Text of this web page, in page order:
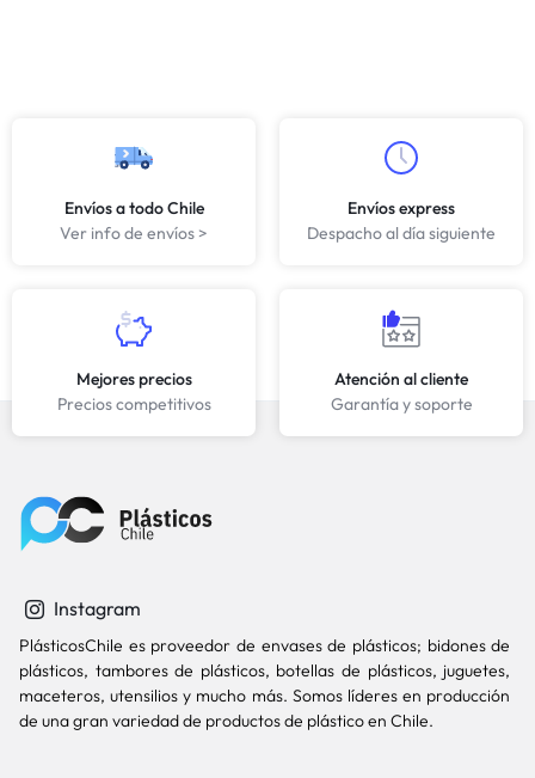
Envíos a todo Chile
Ver info de envíos >
Envíos express
Despacho al día siguiente
Mejores precios
Precios competitivos
Atención al cliente
Garantía y soporte
Instagram
PlásticosChile es proveedor de envases de plásticos; bidones de
plásticos, tambores de plásticos, botellas de plásticos, juguetes,
maceteros, utensilios y mucho más. Somos líderes en producción
de una gran variedad de productos de plástico en Chile.